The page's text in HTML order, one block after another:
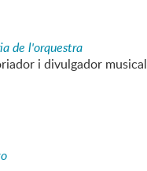
de l'orquestra
i divulgador musical